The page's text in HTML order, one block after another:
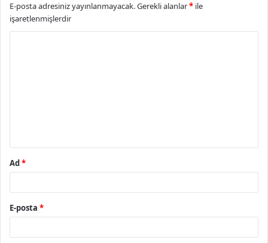
E-posta adresiniz yayınlanmayacak.Gerekli alanlar* ile
işaretlenmişlerdir
Ad *
E-posta *